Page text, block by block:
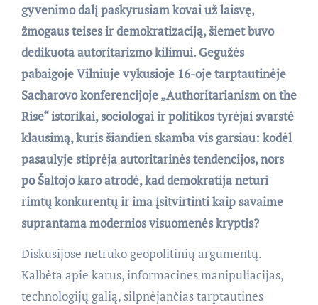
gyvenimo dalį paskyrusiam kovai už laisvę,
žmogaus teises ir demokratizaciją, šiemet buvo
dedikuota autoritarizmo kilimui. Gegužės
pabaigoje Vilniuje vykusioje 16-oje tarptautinėje
Sacharovo konferencijoje „Authoritarianism on the
Rise“ istorikai, sociologai ir politikos tyrėjai svarstė
klausimą, kuris šiandien skamba vis garsiau: kodėl
pasaulyje stiprėja autoritarinės tendencijos, nors
po Šaltojo karo atrodė, kad demokratija neturi
rimtų konkurentų ir ima įsitvirtinti kaip savaime
suprantama modernios visuomenės kryptis?
Diskusijose netrūko geopolitinių argumentų.
Kalbėta apie karus, informacines manipuliacijas,
technologijų galią, silpnėjančias tarptautines